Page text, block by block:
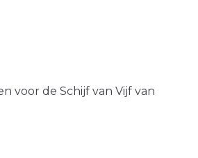
voor de Schijf van Vijf van